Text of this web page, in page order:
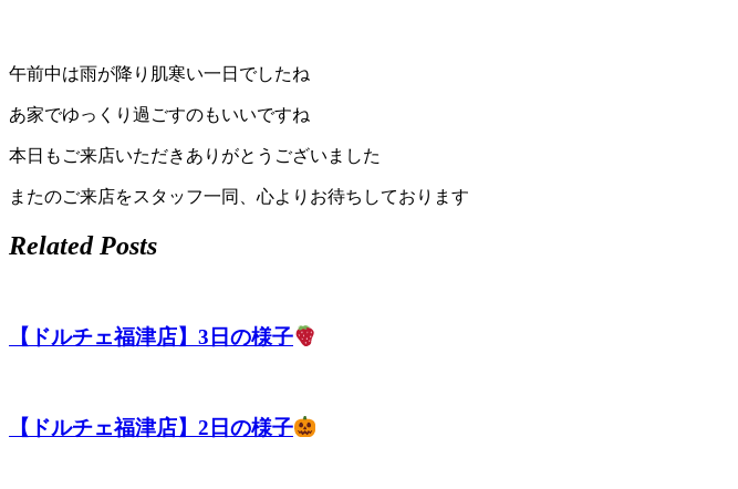
津
店）
｜
ペ
ト
ロ
午前中は雨が降り肌寒い一日でしたね
あ家でゆっくり過ごすのもいいですね
本日もご来店いただきありがとうございました
またのご来店をスタッフ一同、心よりお待ちしております
Related Posts
【ドルチェ福津店】3日の様子
【ドルチェ福津店】2日の様子